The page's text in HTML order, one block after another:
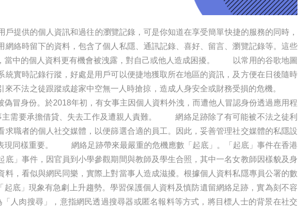
供的個人資訊和過往的瀏覽記錄，可是你知道在享受簡單快捷的服務的同時，
絡時留下的資料，包含了個人私隱、通訊記錄、喜好、留言、瀏覽記錄等。這些
當中的個人資料更有機會被洩露，對自己或他人造成困擾。 以常用的谷歌地圖
實時記錄行蹤，好處是用戶可以便捷地獲取所在地區的資訊，及方便在日後隨時
來不法之徒跟蹤或趁家中空無一人時搶掠，造成人身安全或財務受損的危機。
冒身份。於2018年初，有女事主因個人資料外洩，而遭他人冒認身份透過應用程
主需要承擔借貸、失去工作及遭親人責難。 網絡足跡除了有可能被不法之徒利
職者的個人社交媒體，以便篩選合適的員工。因此，妥善管理社交媒體的私隱設
現同樣重要。 網絡足跡帶來最嚴重的危機應數「起底」。「起底」事件在香港
」事件，因官員到小學參觀期間與教師及學生合照，其中一名女教師因樣貌及身
，看似與網民同樂，實際上對當事人造成滋擾。根據個人資料私隱專員公署的數
底」現象有急劇上升趨勢。學習保護個人資料及慎防遺留網絡足跡，實為刻不容
肉搜尋」，意指網民透過搜尋器或匿名報料等方式，將目標人士的背景在社交